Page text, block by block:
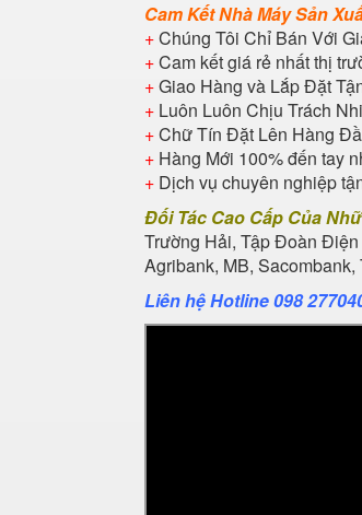
Cam Kết Nhà Máy Sản
+Chúng Tôi Chỉ Bán Với
+Cam kết giá rẻ nhất thị
+Giao Hàng và Lắp Đặt
+ Luôn Luôn Chịu Trách
+Chữ Tín Đặt Lên Hàng
+ Hàng Mới 100% đến tay
+ Dịch vụ chuyên nghiệp
Đối Tác Cao Cấp Của
Trường Hải, Tập Đoàn
Agribank, MB, Sacombank,
Liên hệ Hotline 098